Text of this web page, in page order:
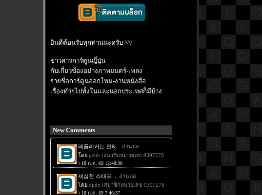
ินดีต้อนรับทุกท่านนะครับ ^^/
ข่าวสารการ์ตูนญี่ปุ่น
กับเกี่ยวข้องอย่างภาพยนตร์-เพลง
รายชื่อการ์ตูนออกใหม่-งานหนังสือ
เรื่องทั่วๆไปทั้งในและนอกประเทศก็มีบ้าง
New Comments